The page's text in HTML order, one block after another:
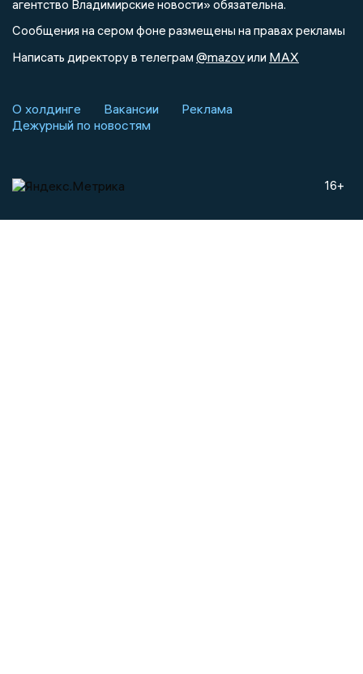
агентство Владимирские новости» обязательна.
Сообщения на сером фоне размещены на правах рекламы
Написать директору в телеграм @mazovили MAX
О холдинге Вакансии
Реклама
Дежурный по новостям
16+